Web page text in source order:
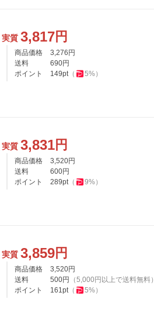
実質 3,817円
商品価格 3,276 円
送料
690円
ポイント
149pt（ 5%）
実質 3,831円
商品価格 3,520円
送料
600円
ポイント
289pt（ 9%）
実質 3,859円
商品価格 3,520円
送料
500円 （5,000 円以上で送料無料）
ポイント
161pt（ 5%）